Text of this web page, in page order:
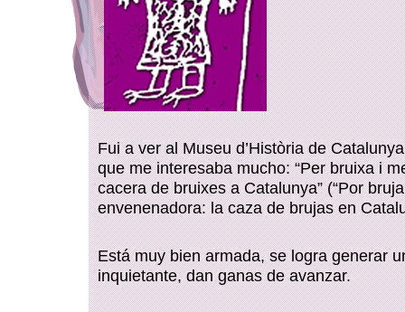
Fui a ver al Museu d’Història de
que me interesaba mucho: “Per bruixa i
cacera de bruixes a Catalunya” (“Por
envenenadora: la caza de brujas en
Está muy bien armada, se logra generar
inquietante, dan ganas de avanzar.